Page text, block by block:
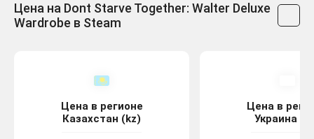
Цена на Dont Starve Together: Walter Deluxe
Wardrobe в Steam
Цена в регионе
Казахстан (kz)
Цена в
Украина